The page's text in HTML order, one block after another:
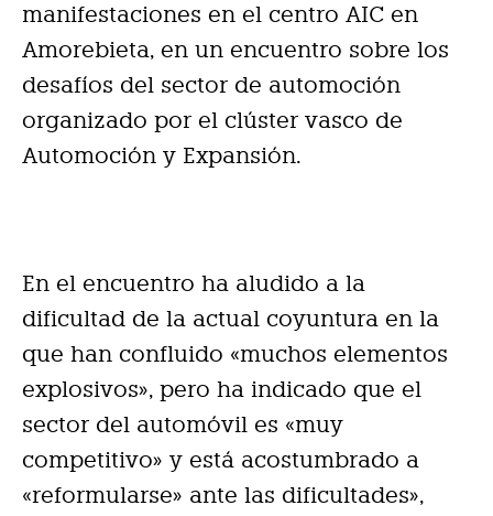
manifestaciones en el centro AIC en
Amorebieta, en un encuentro sobre los
desafíos del sector de automoción
organizado por el clúster vasco de
Automoción y Expansión.
En el encuentro ha aludido a la
dificultad de la actual coyuntura en la
que han confluido «muchos elementos
explosivos», pero ha indicado que el
sector del automóvil es «muy
competitivo» y está acostumbrado a
«reformularse» ante las dificultades»,